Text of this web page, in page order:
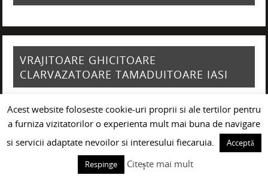
VRAJITOARE GHICITOARE
CLARVAZATOARE TAMADUITOARE IASI
VRAJITOARE GHICITOARE
CLARVAZATOARE TAMADUITOARE CLUJ
Acest website foloseste cookie-uri proprii si ale tertilor pentru
a furniza vizitatorilor o experienta mult mai buna de navigare
si servicii adaptate nevoilor si interesului fiecaruia.
Acceptă
Respinge
Citește mai mult